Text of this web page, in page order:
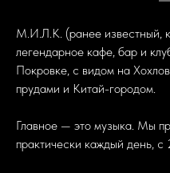
М.И.Л.К. (ранее известный,
легендарное кафе, бар и
Покровке, с видом на
прудами и Китай-городом.
Главное — это музыка. Мы
практически каждый день,